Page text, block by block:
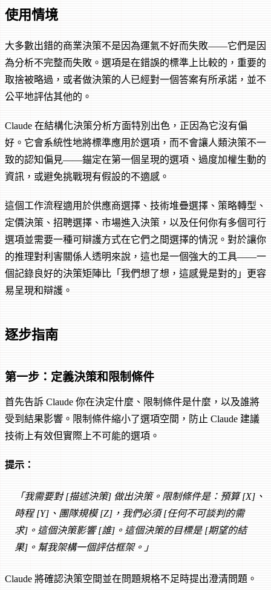
使用情境
大多數出錯的商業決策不是因為運氣不好而失敗——它們是因
為分析不完整而失敗。選項是在錯誤的標準上比較的，重要的
取捨被略過，或者做決策的人已經對一個答案有所承諾，並不
公平地評估其他的。
Claude 在結構化決策分析方面特別出色，正因為它沒有偏
好。它會系統性地將標準應用於選項，而不會讓人類決策不一
致的認知偏見——錨定在第一個呈現的選項、過度加權生動的
資訊，或避免挑戰現有假設的不適感。
這個工作流程適用於供應商選擇、技術堆疊選擇、策略轉型、
定價決策、招聘選擇、市場進入決策，以及任何你有多個可行
選項並需要一種可辯護方式在它們之間選擇的情況。對於讓你
的推理對利害關係人透明來說，這也是一個強大的工具——一
個記錄良好的決策矩陣比「我們想了想，這感覺是對的」更容
易呈現和辯護。
逐步指南
第一步：定義決策和限制條件
首先告訴 Claude 你在決定什麼、限制條件是什麼，以及誰將
受到結果影響。限制條件縮小了選項空間，防止 Claude 建議
技術上有效但實際上不可能的選項。
提示：
「我需要對 [描述決策] 做出決策。限制條件是：預算 [X]、
時程 [Y]、團隊規模 [Z]，我們必須 [任何不可談判的需
求]。這個決策影響 [誰]。這個決策的目標是 [期望的結
果]。幫我架構一個評估框架。」
Claude 將確認決策空間並在問題規格不足時提出澄清問題。